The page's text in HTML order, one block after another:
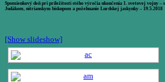
Spomienkový deň pri príležitosti stého výročia ukončenia 1. svetovej vojny –
Judákom, nitrianskym biskupom a požehnanie Lurdskej jaskynky – 19.5.2018
[Show slideshow]